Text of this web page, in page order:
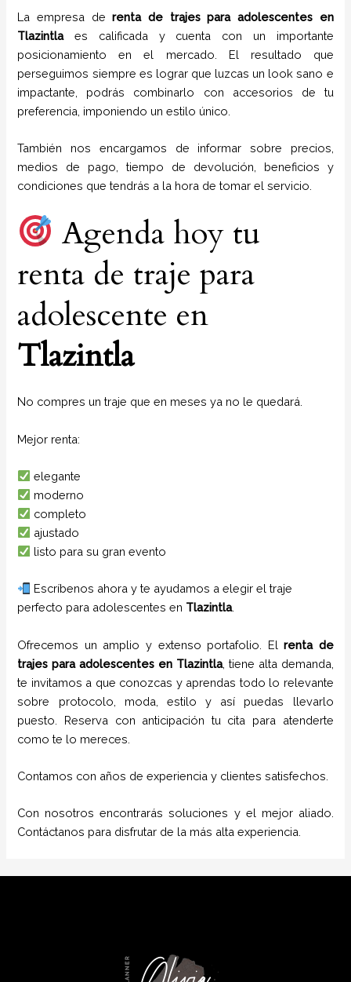
La empresa derenta de trajes para adolescentes en
Tlazintla
es calificada y cuenta con un importante
posicionamiento en el mercado. El resultado que
perseguimos siempre es lograr que luzcas un look sano e
impactante, podrás combinarlo con accesorios de tu
preferencia, imponiendo un estilo único.
También nos encargamos de informar sobre precios,
medios de pago, tiempo de devolución, beneficios y
condiciones que tendrás a la hora de tomar el servicio.
Agenda hoy tu
renta de traje para
adolescente en
Tlazintla
No compres un traje que en meses ya no le quedará.
Mejor renta:
elegante
moderno
completo
ajustado
listo para su gran evento
Escríbenos ahora y te ayudamos a elegir el traje
perfecto para adolescentes en Tlazintla.
Ofrecemos un amplio y extenso portafolio. Elrenta de
trajes para adolescentes en Tlazintla, tiene alta demanda,
te invitamos a que conozcas y aprendas todo lo relevante
sobre protocolo, moda, estilo y así puedas llevarlo
puesto. Reserva con anticipación tu cita para atenderte
como te lo mereces.
Contamos con años de experiencia y clientes satisfechos.
Con nosotros encontrarás soluciones y el mejor aliado.
Contáctanos para disfrutar de la más alta experiencia.